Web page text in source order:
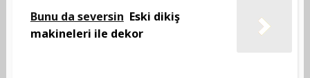
Bunu da seversin Eski dikiş
makineleri ile dekor